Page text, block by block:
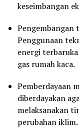
keseimbangan
Pengembangan
Penggunaan
energi
gas rumah kaca.
Pemberdayaan
diberdayakan
melaksanakan
perubahan iklim.